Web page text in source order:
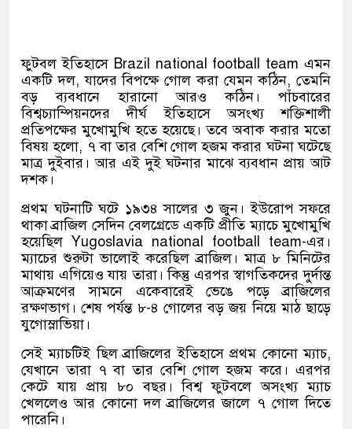
ফুটবল ইতিহাসে Brazil national football team এমন
একটি দল, যাদের বিপক্ষে গোল করা যেমন কঠিন, তেমনি
বড় ব্যবধানে হারানো আরও কঠিন। পাঁচবারের
বিশ্বচ্যাম্পিয়নদের দীর্ঘ ইতিহাসে অসংখ্য শক্তিশালী
প্রতিপক্ষের মুখোমুখি হতে হয়েছে। তবে অবাক করার মতো
বিষয় হলো, ৭ বা তার বেশি গোল হজম করার ঘটনা ঘটেছে
মাত্র দুইবার। আর এই দুই ঘটনার মাঝে ব্যবধান প্রায় আট
দশক।
প্রথম ঘটনাটি ঘটে ১৯৩৪ সালের ৩ জুন। ইউরোপ সফরে
থাকা ব্রাজিল সেদিন বেলগ্রেডে একটি প্রীতি ম্যাচে মুখোমুখি
হয়েছিল Yugoslavia national football team-এর।
ম্যাচের শুরুটা ভালোই করেছিল ব্রাজিল। মাত্র ৮ মিনিটের
মাথায় এগিয়েও যায় তারা। কিন্তু এরপর স্বাগতিকদের দুর্দান্ত
আক্রমণের সামনে একেবারেই ভেঙে পড়ে ব্রাজিলের
রক্ষণভাগ। শেষ পর্যন্ত ৮-৪ গোলের বড় জয় নিয়ে মাঠ ছাড়ে
যুগোস্লাভিয়া।
সেই ম্যাচটিই ছিল ব্রাজিলের ইতিহাসে প্রথম কোনো ম্যাচ,
যেখানে তারা ৭ বা তার বেশি গোল হজম করে। এরপর
কেটে যায় প্রায় ৮০ বছর। বিশ্ব ফুটবলে অসংখ্য ম্যাচ
খেললেও আর কোনো দল ব্রাজিলের জালে ৭ গোল দিতে
পারেনি।